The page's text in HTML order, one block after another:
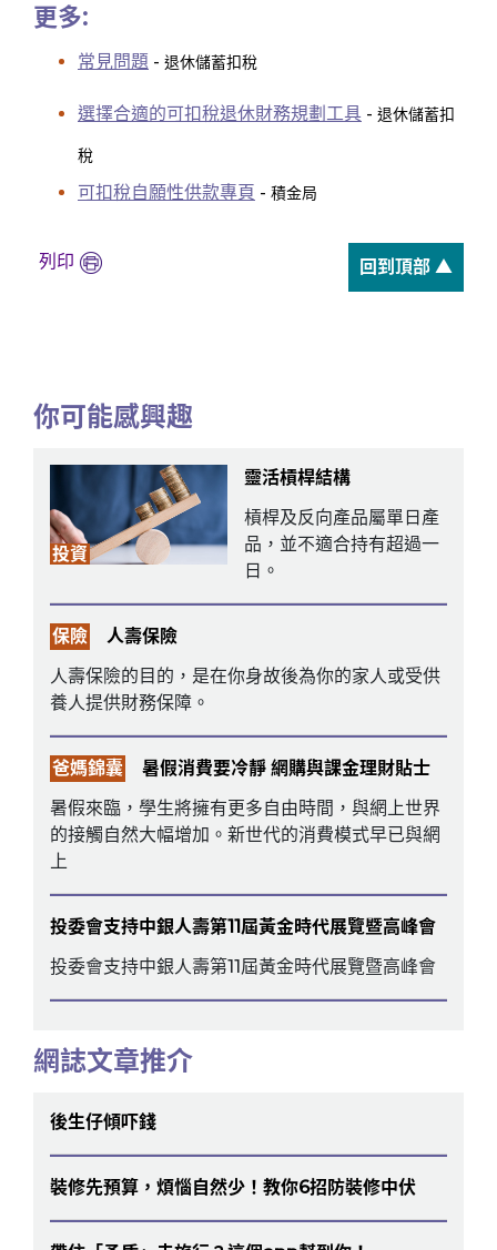
更多:
常見問題 - 退休儲蓄扣稅
選擇合適的可扣稅退休財務規劃工具 - 退休儲蓄扣
稅
可扣稅自願性供款專頁 - 積金局
列印 回到頂部 ▲
你可能感興趣
投資
靈活槓桿結構
槓桿及反向產品屬單日產
品，並不適合持有超過一
日。
保險
人壽保險
人壽保險的目的，是在你身故後為你的家人或受供
養人提供財務保障。
爸媽錦囊
暑假消費要冷靜 網購與課金理財貼士
暑假來臨，學生將擁有更多自由時間，與網上世界
的接觸自然大幅增加。新世代的消費模式早已與網
上
投委會支持中銀人壽第11屆黃金時代展覽暨高峰會
投委會支持中銀人壽第11屆黃金時代展覽暨高峰會
網誌文章推介
後生仔傾吓錢
裝修先預算，煩惱自然少！教你6招防裝修中伏